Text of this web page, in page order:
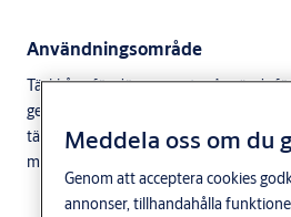
Användningsområde
Täckkåpa för dörrmagneter Används
ge ett ytterligare förhöjt intryck av
täcker 2 st magneter M62SCM
mellanrum.
Meddela oss om du
Genom att acceptera cookies
annonser, tillhandahålla